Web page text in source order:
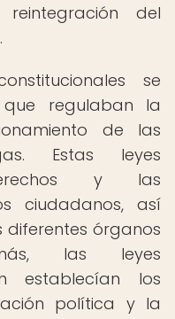
del
se
regulaban la
de las
Estas leyes
y las
ciudadanos, así
diferentes órganos
las leyes
establecían los
política y la